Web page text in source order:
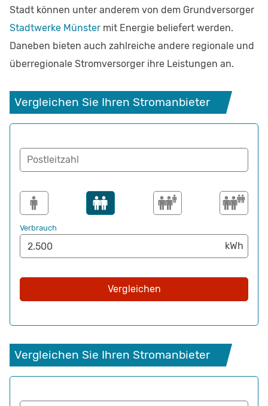
Stadt können unter anderem von dem Grundversorger
Stadtwerke Münster mit Energie beliefert werden.
Daneben bieten auch zahlreiche andere regionale und
überregionale Stromversorger ihre Leistungen an.
Vergleichen Sie Ihren Stromanbieter
Postleitzahl
Verbrauch
Vergleichen
Vergleichen Sie Ihren Stromanbieter